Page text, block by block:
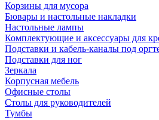
Корзины для мусора
Бювары и настольные накладки
Настольные лампы
Комплектующие и аксессуары для
Подставки и кабель-каналы под
Подставки для ног
Зеркала
Корпусная мебель
Офисные столы
Столы для руководителей
Тумбы